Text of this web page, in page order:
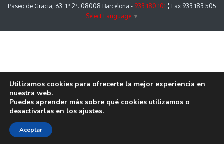
Paseo de Gracia, 63. 1º 2ª. 08008 Barcelona - 933 180 101 ¦ Fax 933 183 505
Select Language ▼
Utilizamos cookies para ofrecerte la mejor experiencia en
nuestra web.
Puedes aprender más sobre qué cookies utilizamos o
desactivarlas en los ajustes.
Aceptar